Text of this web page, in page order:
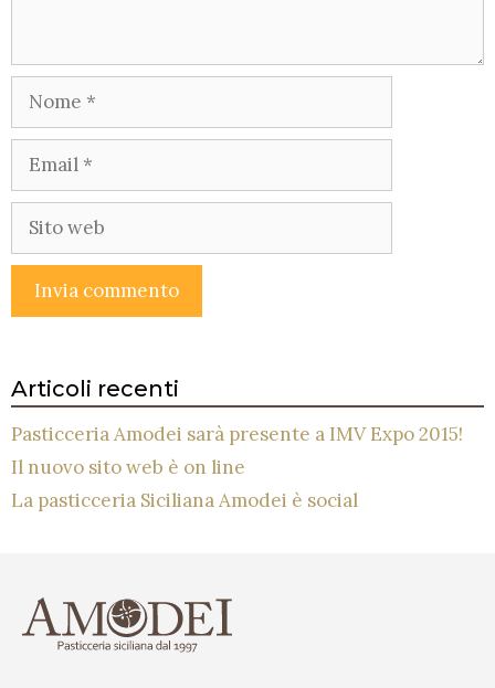
web
Articoli recenti
Pasticceria Amodei sarà presente a IMV Expo 2015!
Il nuovo sito web è on line
La pasticceria Siciliana Amodei è social